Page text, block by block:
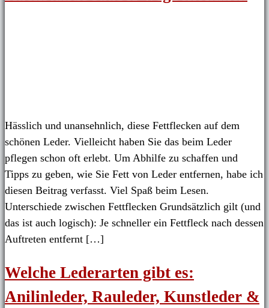
Hässlich und unansehnlich, diese Fettflecken auf dem
schönen Leder. Vielleicht haben Sie das beim Leder
pflegen schon oft erlebt. Um Abhilfe zu schaffen und
Tipps zu geben, wie Sie Fett von Leder entfernen, habe ich
diesen Beitrag verfasst. Viel Spaß beim Lesen.
Unterschiede zwischen Fettflecken Grundsätzlich gilt (und
das ist auch logisch): Je schneller ein Fettfleck nach dessen
Auftreten entfernt […]
Welche Lederarten gibt es:
Anilinleder, Rauleder, Kunstleder &